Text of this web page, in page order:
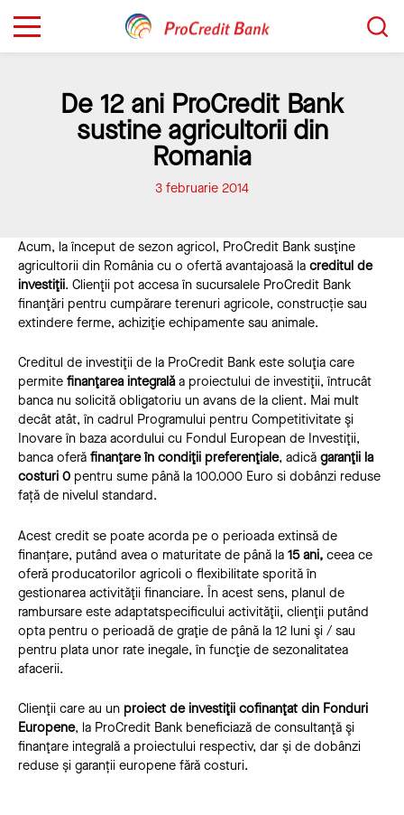
De 12 ani ProCredit Bank
sustine agricultorii din
Romania
3 februarie 2014
Acum, la început de sezon agricol, ProCredit Bank susţine
agricultorii din România cu o ofertă avantajoasă la creditul de
investiţii. Clienţii pot accesa în sucursalele ProCredit Bank
finanţări pentru cumpărare terenuri agricole, construcție sau
extindere ferme, achiziţie echipamente sau animale.
Creditul de investiţii de la ProCredit Bank este soluţia care
permite finanţarea integralăa proiectului de investiţii, întrucât
banca nu solicită obligatoriu un avans de la client. Mai mult
decât atât, în cadrul Programului pentru Competitivitate şi
Inovare în baza acordului cu Fondul European de Investiţii,
banca oferă finanţare în condiţii preferenţiale, adică garanţii la
costuri 0 pentru sume până la 100.000 Euro si dobânzi reduse
față de nivelul standard.
Acest credit se poate acorda pe o perioada extinsă de
finanțare, putând avea o maturitate de până la 15 ani, ceea ce
oferă producatorilor agricoli o flexibilitate sporită în
gestionarea activităţii financiare. În acest sens, planul de
rambursare este adaptatspecificului activităţii, clienţii putând
opta pentru o perioadă de graţie de până la 12 luni şi / sau
pentru plata unor rate inegale, în funcţie de sezonalitatea
afacerii.
Clienţii care au un proiect de investiţii cofinanţat din Fonduri
Europene, la ProCredit Bank beneficiază de consultanţă şi
finanţare integrală a proiectului respectiv, dar și de dobânzi
reduse și garanții europene fără costuri.